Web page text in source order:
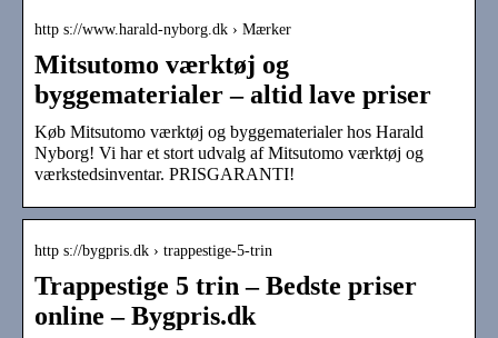
http s://www.harald-nyborg.dk › Mærker
Mitsutomo værktøj og
byggematerialer – altid lave priser
Køb Mitsutomo værktøj og byggematerialer hos Harald
Nyborg! Vi har et stort udvalg af Mitsutomo værktøj og
værkstedsinventar. PRISGARANTI!
http s://bygpris.dk › trappestige-5-trin
Trappestige 5 trin – Bedste priser
online – Bygpris.dk